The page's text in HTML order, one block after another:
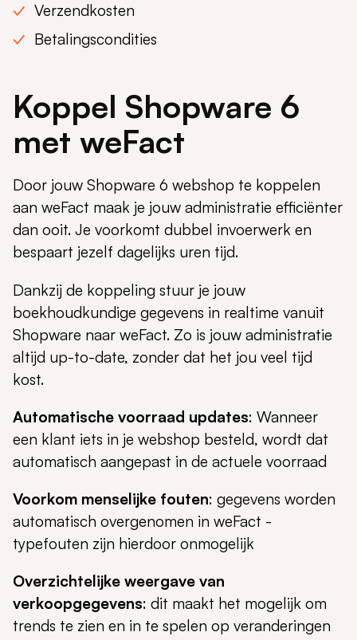
Verzendkosten
Betalingscondities
Koppel Shopware 6
met weFact
Door jouw Shopware 6 webshop te koppelen
aan weFact maak je jouw administratie efficiënter
dan ooit. Je voorkomt dubbel invoerwerk en
bespaart jezelf dagelijks uren tijd.
Dankzij de koppeling stuur je jouw
boekhoudkundige gegevens in realtime vanuit
Shopware naar weFact. Zo is jouw administratie
altijd up-to-date, zonder dat het jou veel tijd
kost.
Automatische voorraad updates: Wanneer
een klant iets in je webshop besteld, wordt dat
automatisch aangepast in de actuele voorraad
Voorkom menselijke fouten: gegevens worden
automatisch overgenomen in weFact -
typefouten zijn hierdoor onmogelijk
Overzichtelijke weergave van
verkoopgegevens: dit maakt het mogelijk om
trends te zien en in te spelen op veranderingen